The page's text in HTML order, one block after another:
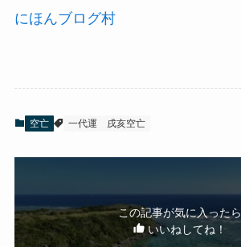
にほんブログ村
空亡 一代運 戌亥空亡
この記事が気に入ったら
いいねしてね！